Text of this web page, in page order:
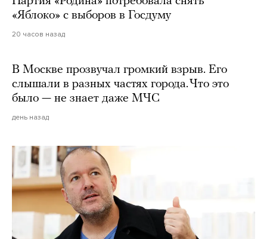
«Яблоко» с выборов в Госдуму
20 часов назад
В Москве прозвучал громкий взрыв. Его
слышали в разных частях города. Что это
было — не знает даже МЧС
день назад